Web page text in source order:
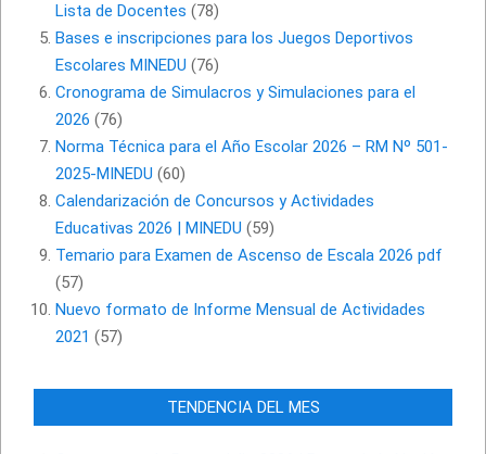
Lista de Docentes (78)
Bases e inscripciones para los Juegos Deportivos
Escolares MINEDU (76)
Cronograma de Simulacros y Simulaciones para el
2026 (76)
Norma Técnica para el Año Escolar 2026 – RM Nº 501-
2025-MINEDU (60)
Calendarización de Concursos y Actividades
Educativas 2026 | MINEDU (59)
Temario para Examen de Ascenso de Escala 2026 pdf
(57)
Nuevo formato de Informe Mensual de Actividades
2021 (57)
TENDENCIA DEL MES